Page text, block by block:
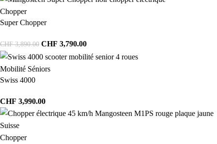
Chopper
Super Chopper
CHF3,890.00 CHF 3,790.00
Mobilité Séniors
Swiss 4000
CHF 3,990.00
Chopper